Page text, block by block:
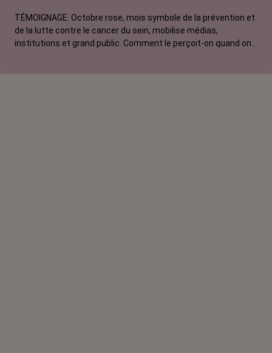
TÉMOIGNAGE. Octobre rose, mois symbole de la prévention et
de la lutte contre le cancer du sein, mobilise médias,
institutions et grand public. Comment le perçoit-on quand on